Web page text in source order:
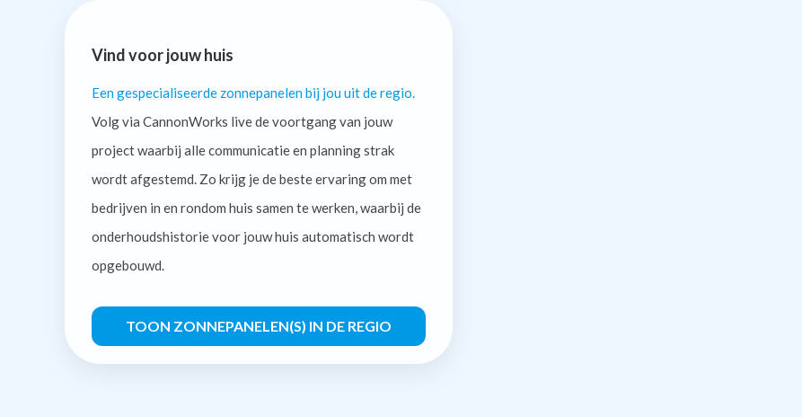
Vind voor jouw huis
Een gespecialiseerde zonnepanelen bij jou uit de regio.
Volg via CannonWorks live de voortgang van jouw
project waarbij alle communicatie en planning strak
wordt afgestemd. Zo krijg je de beste ervaring om met
bedrijven in en rondom huis samen te werken, waarbij de
onderhoudshistorie voor jouw huis automatisch wordt
opgebouwd.
TOON ZONNEPANELEN(S) IN DE REGIO